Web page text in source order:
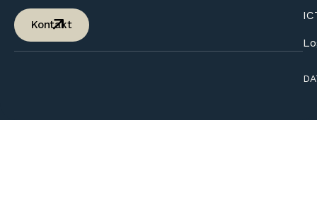
Kontakt